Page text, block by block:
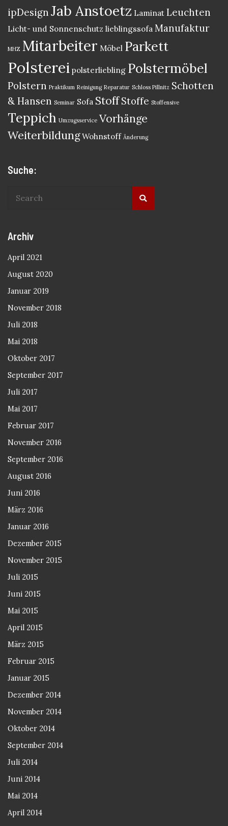
ipDesign Jab Anstoetz Laminat Leuchten
Licht- und Sonnenschutz lieblingssofa Manufaktur
MHZ Mitarbeiter Möbel Parkett
Polsterei polsterliebling Polstermöbel
Polstern Praktikum Reinigung Reparatur Schloss Pillnitz Schotten
& Hansen Seminar Sofa Stoff Stoffe Stoffensive
Teppich Umzugsservice Vorhänge
Weiterbildung Wohnstoff Änderung
Suche:
Archiv
April 2021
August 2020
Januar 2019
November 2018
Juli 2018
Mai 2018
Oktober 2017
September 2017
Juli 2017
Mai 2017
Februar 2017
November 2016
September 2016
August 2016
Juni 2016
März 2016
Januar 2016
Dezember 2015
November 2015
Juli 2015
Juni 2015
Mai 2015
April 2015
März 2015
Februar 2015
Januar 2015
Dezember 2014
November 2014
Oktober 2014
September 2014
Juli 2014
Juni 2014
Mai 2014
April 2014